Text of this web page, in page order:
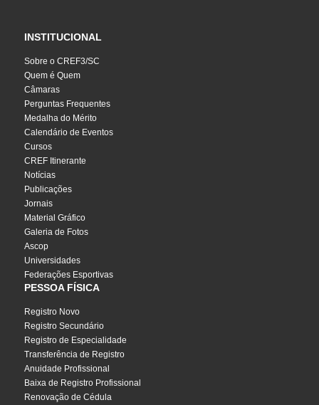
INSTITUCIONAL
Sobre o CREF3/SC
Quem é Quem
Câmaras
Perguntas Frequentes
Medalha do Mérito
Calendário de Eventos
Cursos
CREF Itinerante
Notícias
Publicações
Jornais
Material Gráfico
Galeria de Fotos
Ascop
Universidades
Federações Esportivas
PESSOA FÍSICA
Registro Novo
Registro Secundário
Registro de Especialidade
Transferência de Registro
Anuidade Profissional
Baixa de Registro Profissional
Renovação de Cédula